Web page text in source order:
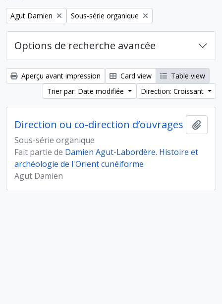
Remove filter:
Agut Damien Remove filter:
Sous-série organique
Options de recherche avancée
Aperçu avant impression Card view
Table view
Trier par: Date modifiée
Direction: Croissant
Direction ou co-direction d’ouvrages
Sous-série organique
Fait partie de Damien Agut-Labordère. Histoire et
archéologie de l'Orient cunéiforme
Agut Damien